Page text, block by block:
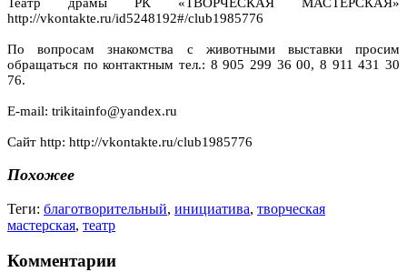
http://vkontakte.ru/id5248192#/club1985776
По вопросам знакомства с животными выставки просим
обращаться по контактным тел.: 8 905 299 36 00, 8 911 431 30
76.
E-mail: trikitainfo@yandex.ru
Сайт http: http://vkontakte.ru/club1985776
Похожее
Теги: благотворительный, инициатива, творческая
мастерская, театр
Комментарии